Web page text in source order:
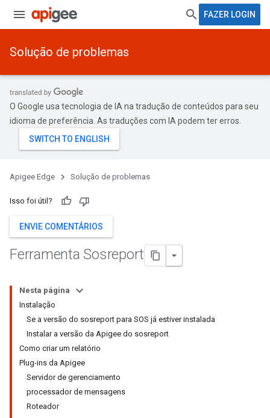
FAZER LOGIN
Solução de problemas
O Google usa tecnologia de IA na tradução de conteúdos para seu
idioma de preferência. As traduções com IA podem ter erros.
Apigee Edge Solução de problemas
Isso foi útil?
ENVIE COMENTÁRIOS
Ferramenta Sosreport
Nesta página
Instalação
Se a versão do sosreport para SOS já estiver instalada
Instalar a versão da Apigee do sosreport
Como criar um relatório
Plug-ins da Apigee
Servidor de gerenciamento
processador de mensagens
Roteador